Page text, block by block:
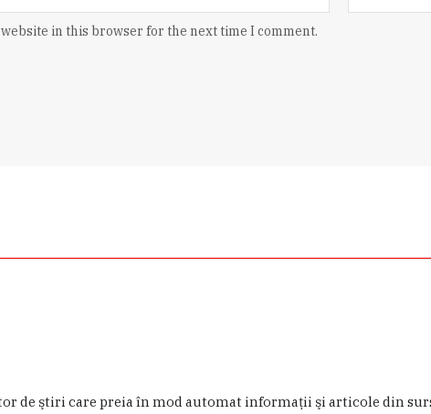
website in this browser for the next time I comment.
de ştiri care preia în mod automat informaţii şi articole din